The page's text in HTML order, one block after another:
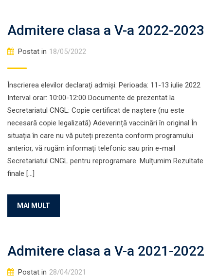
Admitere clasa a V-a 2022-2023
Postat in 18/05/2022
Înscrierea elevilor declarați admiși: Perioada: 11-13 iulie 2022
Interval orar: 10:00-12:00 Documente de prezentat la
Secretariatul CNGL: Copie certificat de naștere (nu este
necesară copie legalizată) Adeverință vaccinări în original În
situația în care nu vă puteți prezenta conform programului
anterior, vă rugăm informați telefonic sau prin e-mail
Secretariatul CNGL pentru reprogramare. Mulțumim Rezultate
finale […]
MAI MULT
Admitere clasa a V-a 2021-2022
Postat in 28/04/2021